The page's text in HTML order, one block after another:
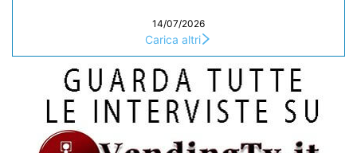
14/07/2026
Carica altri